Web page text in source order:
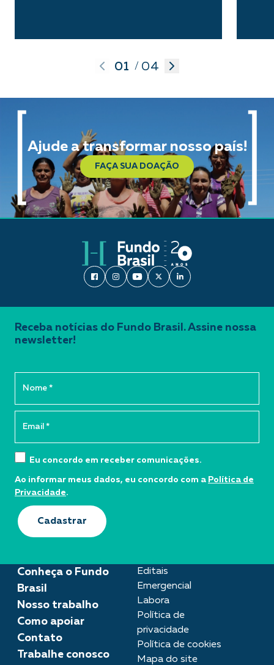
01 / 04
Ajude a transformar nosso país!
FAÇA SUA DOAÇÃO
Conheça o Fundo
Brasil
Nosso trabalho
Como apoiar
Contato
Trabalhe conosco
Editais
Emergencial
Labora
Política de
privacidade
Política de cookies
Mapa do site
Receba notícias do Fundo Brasil. Assine nossa
newsletter!
Eu concordo em receber comunicações.
Ao informar meus dados, eu concordo com a Política de
Privacidade.
Cadastrar